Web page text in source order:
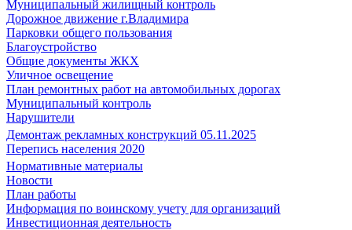
Муниципальный жилищный контроль
Дорожное движение г.Владимира
Парковки общего пользования
Благоустройство
Общие документы ЖКХ
Уличное освещение
План ремонтных работ на автомобильных дорогах
Муниципальный контроль
Нарушители
Демонтаж рекламных конструкций 05.11.2025
Перепись населения 2020
Нормативные материалы
Новости
План работы
Информация по воинскому учету для организаций
Инвестиционная деятельность